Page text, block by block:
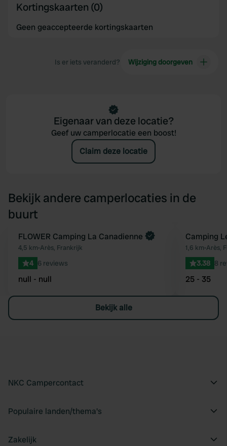
Kortingskaarten (0)
Geen geaccepteerde kortingskaarten
Is er iets veranderd? Wijziging doorgeven
Eigenaar van deze locatie?
Geef uw camperlocatie een boost!
Claim deze locatie
Bekijk andere camperlocaties in de
buurt
Favoriet
Boek direct
FLOWER Camping La Canadienne
4,5 km•Arès, Frankrijk
4 6 reviews
null - null
Camping
1,6 km•Arès,
3.38 8
25 - 35
Bekijk alle
NKC Campercontact
Populaire landen/thema's
Zakelijk